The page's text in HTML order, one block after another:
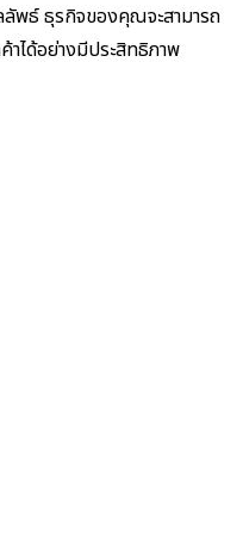
ลัพธ์ ธุรกิจของคุณจะสามารถ
าได้อย่างมีประสิทธิภาพ